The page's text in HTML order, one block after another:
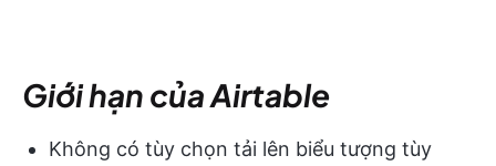
Giới hạn của Airtable
Không có tùy chọn tải lên biểu tượng tùy